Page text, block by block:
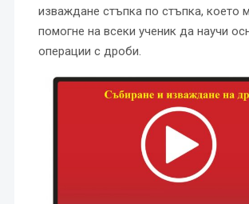
изваждане стъпка по стъпка, което
помогне на всеки ученик да научи
операции с дроби.